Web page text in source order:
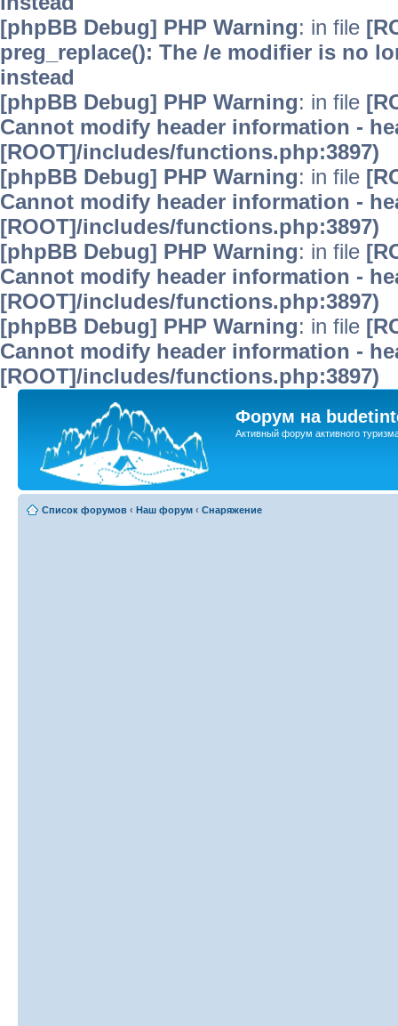
[phpBB Debug] PHP Warning: in file
preg_replace(): The /e modifier is no
instead
[phpBB Debug] PHP Warning: in file
Cannot modify header information -
[ROOT]/includes/functions.php:3897)
[phpBB Debug] PHP Warning: in file
Cannot modify header information -
[ROOT]/includes/functions.php:3897)
[phpBB Debug] PHP Warning: in file
Cannot modify header information -
[ROOT]/includes/functions.php:3897)
[phpBB Debug] PHP Warning: in file
Cannot modify header information -
[ROOT]/includes/functions.php:3897)
Форум на
Активный форум активного
Список форумов ‹ Наш форум ‹ Снаряжение